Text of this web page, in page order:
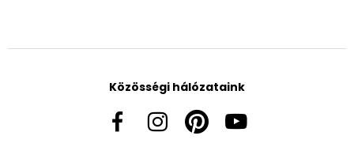
Közösségi hálózataink